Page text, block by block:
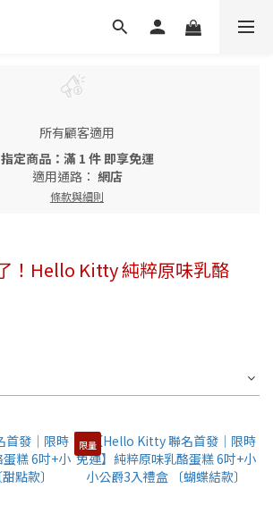
所有顧客適用
指定商品：滿 1 件 即享免運
適用通路： 網店
條款與細則
！Hello Kitty 純粹原味乳酪
限量